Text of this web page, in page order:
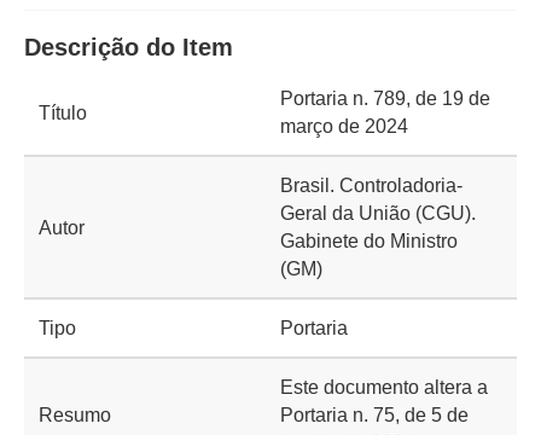
Descrição do Item
Título
Portaria n. 789, de 19 de
março de 2024
Autor
Brasil. Controladoria-
Geral da União (CGU).
Gabinete do Ministro
(GM)
Tipo Portaria
Resumo
Este documento altera a
Portaria n. 75, de 5 de